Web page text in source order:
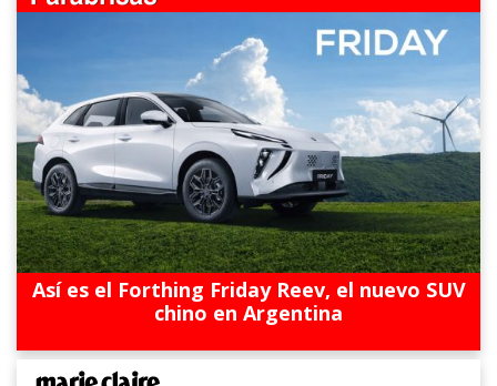
Así es el Forthing Friday Reev, el nuevo SUV
chino en Argentina